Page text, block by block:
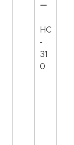
ー
HC
-
31
0